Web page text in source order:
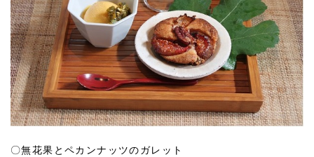
〇無花果とペカンナッツのガレット